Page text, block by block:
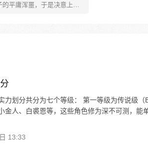
平庸浑噩，于是决意上武
没有庆祝，只有腹黑师父和
仙之途才刚刚开始……
力划分共分为七个等级： 第一等级为传说级（
金人、白裘恩等，这些角色修为深不可测，能
13:33